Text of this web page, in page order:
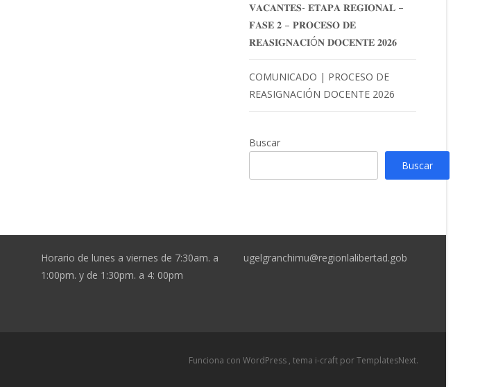
𝐕𝐀𝐂𝐀𝐍𝐓𝐄𝐒- 𝐄𝐓𝐀𝐏𝐀 𝐑𝐄𝐆𝐈𝐎𝐍𝐀𝐋 –
𝐅𝐀𝐒𝐄 𝟐 – 𝐏𝐑𝐎𝐂𝐄𝐒𝐎 𝐃𝐄
𝐑𝐄𝐀𝐒𝐈𝐆𝐍𝐀𝐂𝐈Ó𝐍 𝐃𝐎𝐂𝐄𝐍𝐓𝐄 𝟐𝟎𝟐𝟔
COMUNICADO | PROCESO DE
REASIGNACIÓN DOCENTE 2026
Buscar
Buscar
Horario de lunes a viernes de 7:30am. a
1:00pm. y de 1:30pm. a 4: 00pm
ugelgranchimu@regionlalibertad.gob
Funciona con WordPress , tema i-craft por TemplatesNext.